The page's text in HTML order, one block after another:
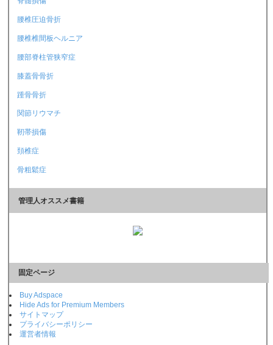
腰椎圧迫骨折
腰椎椎間板ヘルニア
腰部脊柱管狭窄症
膝蓋骨骨折
踵骨骨折
関節リウマチ
靭帯損傷
頚椎症
骨粗鬆症
管理人オススメ書籍
固定ページ
Buy Adspace
Hide Ads for Premium Members
サイトマップ
プライバシーポリシー
運営者情報